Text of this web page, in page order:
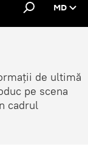
MD
de ultimă
pe scena
cadrul